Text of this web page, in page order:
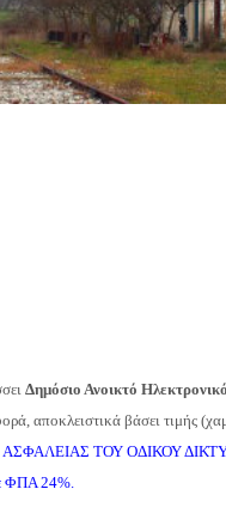
Δημόσιο Ανοικτό
αποκλειστικά βάσει τιμής
ΤΟΥ ΟΔΙΚΟΥ
ΦΠΑ 24%.